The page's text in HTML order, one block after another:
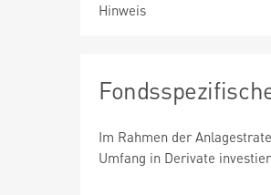
Hinweis
Im Rahmen der
Umfang in Derivate